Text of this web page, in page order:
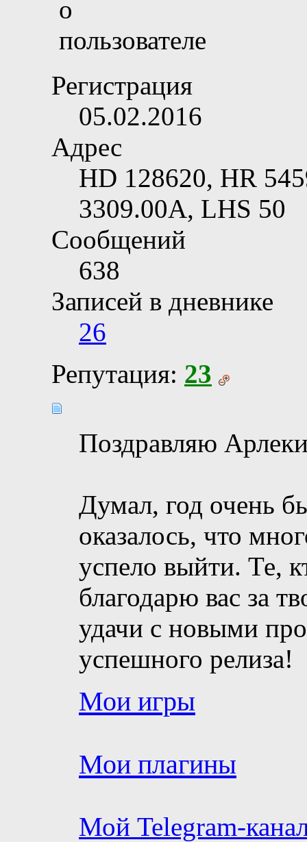
Регистрация
05.02.2016
Адрес
HD 128620, HR
3309.00A, LHS 50
Сообщений
638
Записей в дневнике
26
Репутация: 23
Поздравляю
Думал, год очень
оказалось, что
успело выйти. Те,
благодарю вас за
удачи с новыми
успешного релиза!
Мои игры
Мои плагины
Мой Telegram-